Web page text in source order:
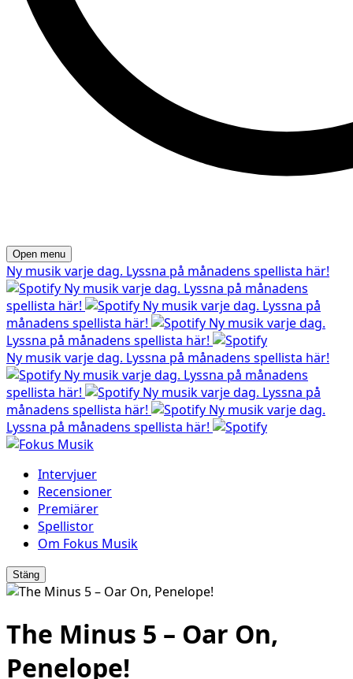
Open menu
Ny musik varje dag. Lyssna på månadens spellista här!
Ny musik varje dag. Lyssna på månadens
spellista här!
Ny musik varje dag. Lyssna på
månadens spellista här!
Ny musik varje dag.
Lyssna på månadens spellista här!
Ny musik varje dag. Lyssna på månadens spellista här!
Ny musik varje dag. Lyssna på månadens
spellista här!
Ny musik varje dag. Lyssna på
månadens spellista här!
Ny musik varje dag.
Lyssna på månadens spellista här!
Intervjuer
Recensioner
Premiärer
Spellistor
Om Fokus Musik
Stäng
The Minus 5 – Oar On,
Penelope!